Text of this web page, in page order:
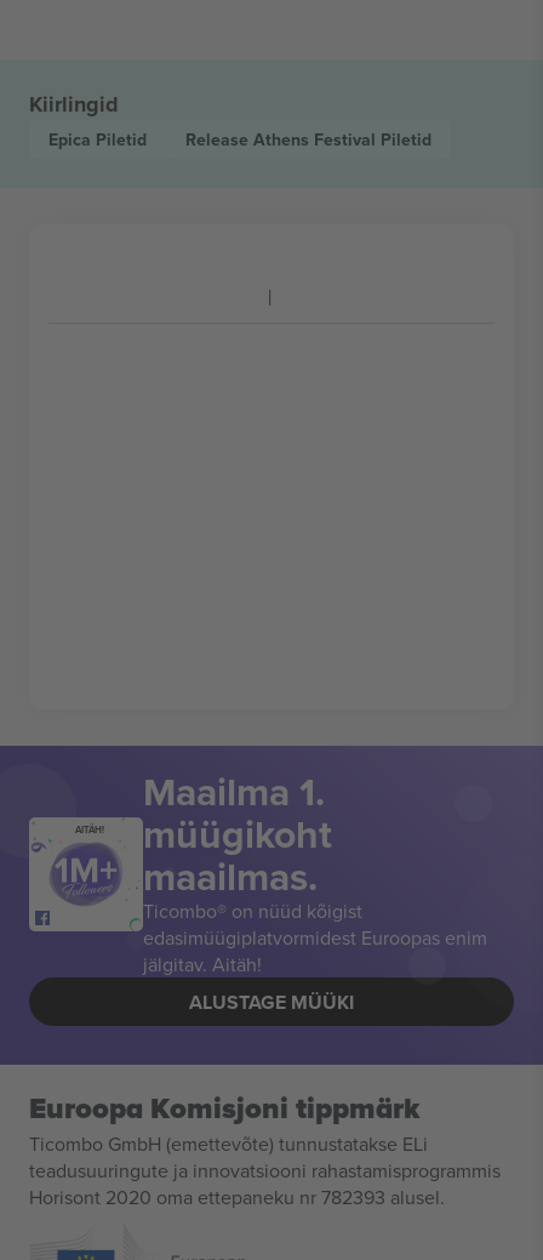
Kiirlingid
Epica Piletid Release Athens Festival Piletid
AITÄH!
Maailma 1.
müügikoht
maailmas.
Ticombo® on nüüd kõigist
edasimüügiplatvormidest Euroopas enim
jälgitav. Aitäh!
ALUSTAGE MÜÜKI
Euroopa Komisjoni tippmärk
Ticombo GmbH (emettevõte) tunnustatakse ELi
teadusuuringute ja innovatsiooni rahastamisprogrammis
Horisont 2020 oma ettepaneku nr 782393 alusel.